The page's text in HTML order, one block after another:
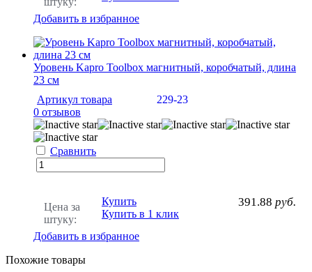
Добавить в избранное
Уровень Kapro Toolbox магнитный, коробчатый, длина
23 см
Артикул товара
229-23
0 отзывов
Сравнить
Цена за
штуку:
391.88 руб.
Купить
Купить в 1 клик
Добавить в избранное
Похожие товары